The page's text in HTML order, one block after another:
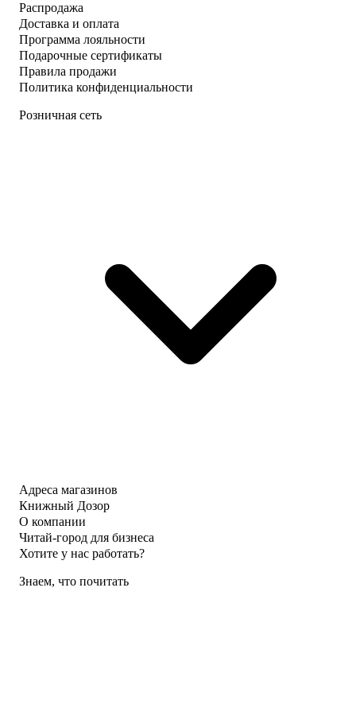
Распродажа
Доставка и оплата
Программа лояльности
Подарочные сертификаты
Правила продажи
Политика конфиденциальности
Розничная сеть
Адреса магазинов
Книжный Дозор
О компании
Читай-город для бизнеса
Хотите у нас работать?
Знаем, что почитать